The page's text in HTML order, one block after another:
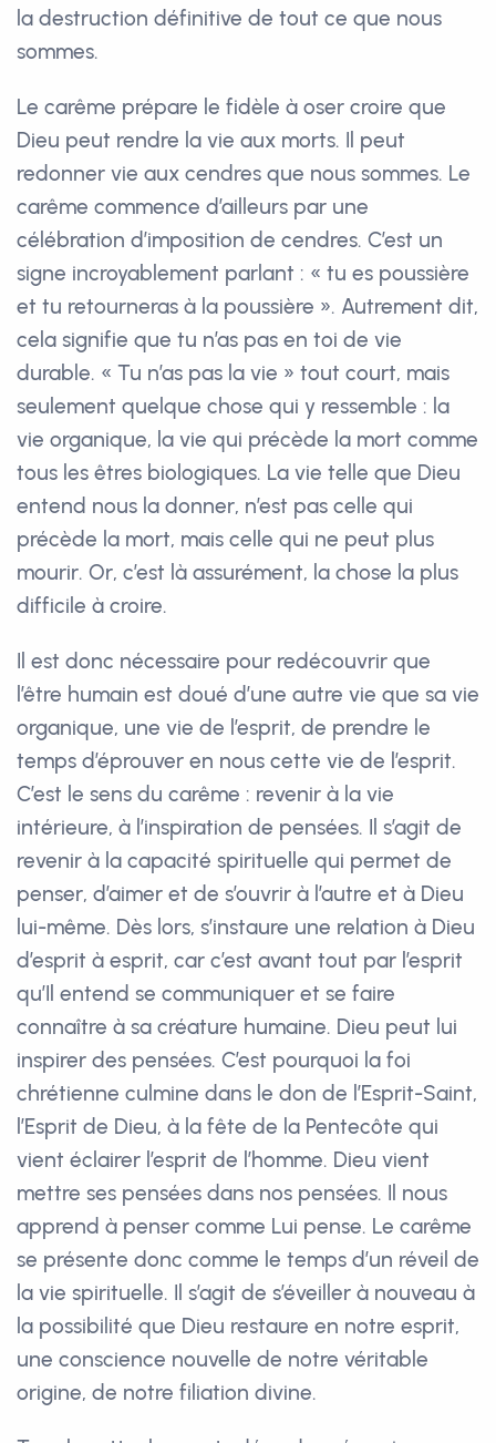
la destruction définitive de tout ce que nous
sommes.
Le carême prépare le fidèle à oser croire que
Dieu peut rendre la vie aux morts. Il peut
redonner vie aux cendres que nous sommes. Le
carême commence d’ailleurs par une
célébration d’imposition de cendres. C’est un
signe incroyablement parlant : « tu es poussière
et tu retourneras à la poussière ». Autrement dit,
cela signifie que tu n’as pas en toi de vie
durable. « Tu n’as pas la vie » tout court, mais
seulement quelque chose qui y ressemble : la
vie organique, la vie qui précède la mort comme
tous les êtres biologiques. La vie telle que Dieu
entend nous la donner, n’est pas celle qui
précède la mort, mais celle qui ne peut plus
mourir. Or, c’est là assurément, la chose la plus
difficile à croire.
Il est donc nécessaire pour redécouvrir que
l’être humain est doué d’une autre vie que sa vie
organique, une vie de l’esprit, de prendre le
temps d’éprouver en nous cette vie de l’esprit.
C’est le sens du carême : revenir à la vie
intérieure, à l’inspiration de pensées. Il s’agit de
revenir à la capacité spirituelle qui permet de
penser, d’aimer et de s’ouvrir à l’autre et à Dieu
lui-même. Dès lors, s’instaure une relation à Dieu
d’esprit à esprit, car c’est avant tout par l’esprit
qu’Il entend se communiquer et se faire
connaître à sa créature humaine. Dieu peut lui
inspirer des pensées. C’est pourquoi la foi
chrétienne culmine dans le don de l’Esprit-Saint,
l’Esprit de Dieu, à la fête de la Pentecôte qui
vient éclairer l’esprit de l’homme. Dieu vient
mettre ses pensées dans nos pensées. Il nous
apprend à penser comme Lui pense. Le carême
se présente donc comme le temps d’un réveil de
la vie spirituelle. Il s’agit de s’éveiller à nouveau à
la possibilité que Dieu restaure en notre esprit,
une conscience nouvelle de notre véritable
origine, de notre filiation divine.